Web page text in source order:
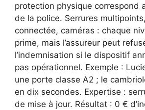
protection physique correspond
de la police. Serrures
connectée, caméras : chaque
prime, mais l’assureur peut
l’indemnisation si le dispositif
pas opérationnel. Exemple :
une porte classe A2 ; le
en dix secondes. Expertise :
de mise à jour. Résultat : 0 €